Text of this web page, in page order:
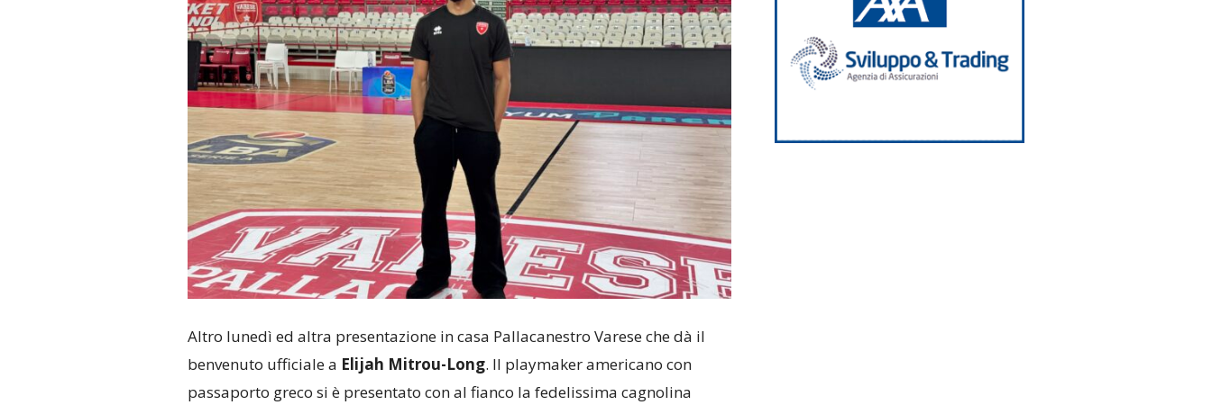
Altro lunedì ed altra presentazione in casa Pallacanestro Varese che dà il
benvenuto ufficiale a Elijah Mitrou-Long. Il playmaker americano con
passaporto greco si è presentato con al fianco la fedelissima cagnolina